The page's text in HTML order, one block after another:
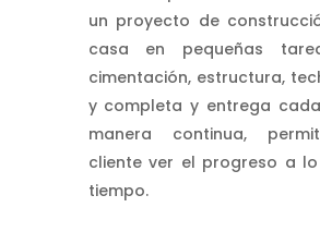
un proyecto de
casa en pequeñas
cimentación, estructura,
y completa y entrega
manera continua,
cliente ver el progreso a
tiempo.